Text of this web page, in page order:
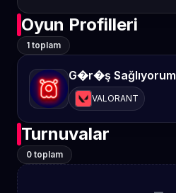
Oyun Profilleri
1 toplam
G�r�ş Sağlıyorum
VALORANT
Turnuvalar
0 toplam